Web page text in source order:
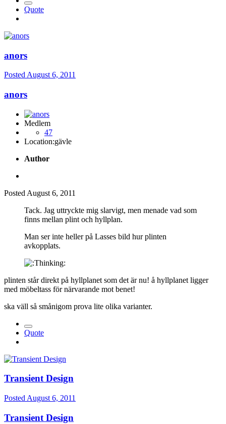
Quote
anors
Posted August 6, 2011
anors
Medlem
47
Location:gävle
Author
Posted August 6, 2011
Tack. Jag uttryckte mig slarvigt, men menade vad som
finns mellan plint och hyllplan.
Man ser inte heller på Lasses bild hur plinten
avkopplats.
plinten står direkt på hyllplanet som det är nu! å hyllplanet ligger
med möbeltass för närvarande mot benet!
ska väll så smånigom prova lite olika varianter.
Quote
Transient Design
Posted August 6, 2011
Transient Design